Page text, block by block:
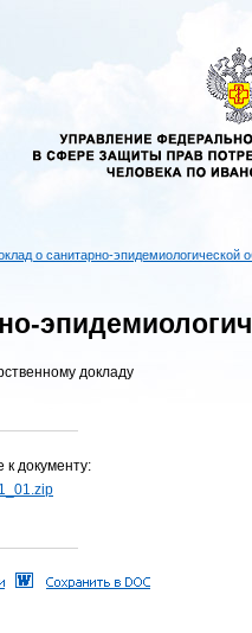
о санитарно-эпидемиологической
докладу
документу: